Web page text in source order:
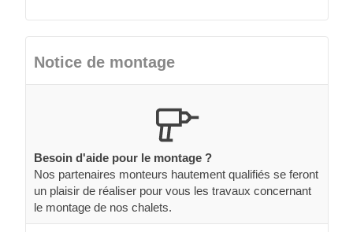
Notice de montage
Besoin d'aide pour le montage ?
Nos partenaires monteurs hautement qualifiés se feront
un plaisir de réaliser pour vous les travaux concernant
le montage de nos chalets.